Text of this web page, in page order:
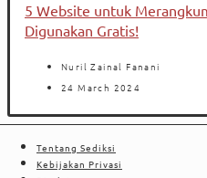
5 Website untuk
Digunakan Gratis!
Nuril Zainal Fanani
24 March 2024
Tentang Sediksi
Kebijakan Privasi